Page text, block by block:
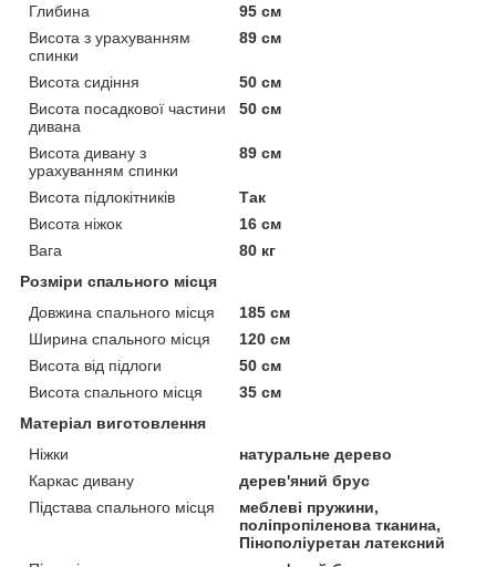
Глибина
95 см
Висота з урахуванням
спинки
89 см
Висота сидіння
50 см
Висота посадкової частини
дивана
50 см
Висота дивану з
урахуванням спинки
89 см
Висота підлокітників
Так
Висота ніжок
16 см
Вага
80 кг
Розміри спального місця
Довжина спального місця
185 см
Ширина спального місця
120 см
Висота від підлоги
50 см
Висота спального місця
35 см
Матеріал виготовлення
Ніжки
натуральне дерево
Каркас дивану
дерев'яний брус
Підстава спального місця
меблеві пружини,
поліпропіленова тканина,
Пінополіуретан латексний